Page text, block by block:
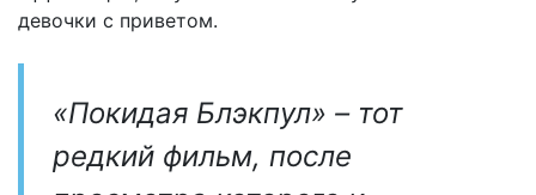
девочки с приветом.
«Покидая Блэкпул» – тот
редкий фильм, после